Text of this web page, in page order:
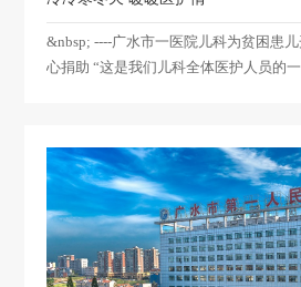
&nbsp; ----广水市一医院儿科为贫困患
心捐助 “这是我们儿科全体医护人员的一点心
汇集了全科医务人员爱心的红包交到一
孙雨晴奶奶的手上，同时，科室的医务
送来了衣物及方便面等营养品。“谢谢
谢谢你们！”，这位奶奶哽咽着接过红
地说着感谢，用质朴的话语感谢着儿科
员的浓浓情意。 事情还得从去年4月份